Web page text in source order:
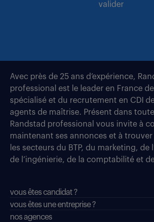
valider
Avec près de 25 ans d’expérience,
professional est le leader en France
spécialisé et du recrutement en CDI
agents de maîtrise. Présent dans
Randstad professional vous invite à
maintenant ses annonces et à
les secteurs du BTP, du marketing, de
de l’ingénierie, de la comptabilité et
vous êtes candidat ?
vous êtes une entreprise ?
nos agences